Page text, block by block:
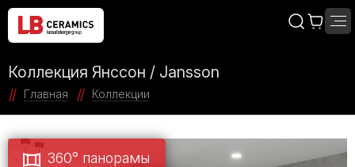
Коллекция Янссон / Jansson
Главная Коллекции
360° панорамы